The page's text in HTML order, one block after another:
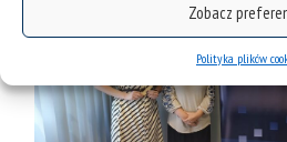
Zobacz
Polityka plików